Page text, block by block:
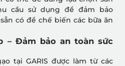
cầu sử dụng để đảm bảo
có để chế biến các bữa ăn
– Đảm bảo an toàn sức
tại GARIS được làm từ các